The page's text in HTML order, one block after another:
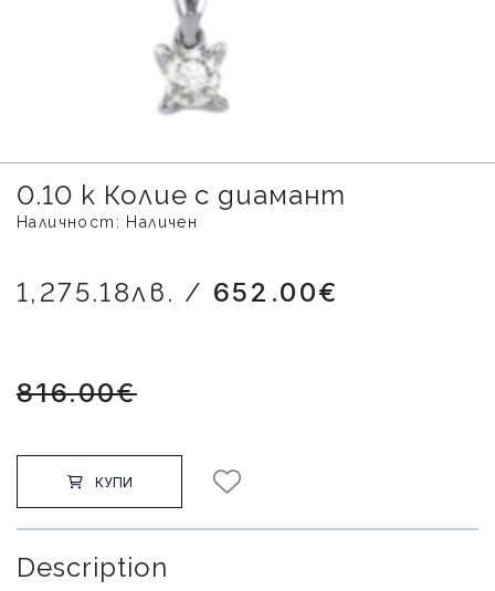
0.10 k Колие с диамант
Наличност: Наличен
1,275.18лв. / 652.00€
816.00€
КУПИ
Description